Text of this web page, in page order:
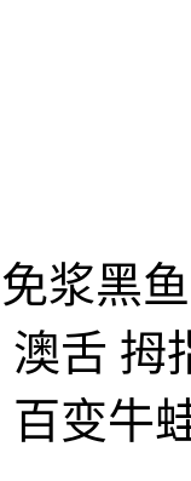
免浆黑
澳舌 拇
百变牛